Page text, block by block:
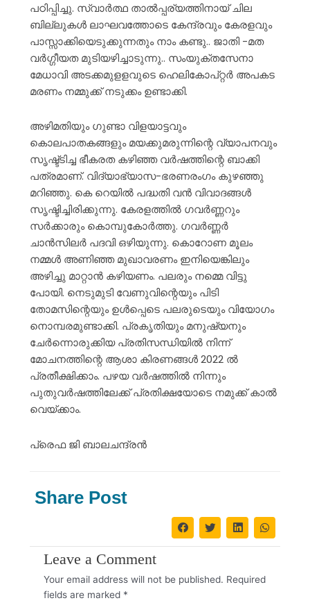
പഠിപ്പിച്ചു. സ്വാർത്ഥ താൽപ്പര്യത്തിനായ് ചില
ബില്ലുകൾ ലാഘവത്തോടെ കേന്ദ്രവും കേരളവും
പാസ്സാക്കിയെടുക്കുന്നതും നാം കണ്ടു.. ജാതി -മത
വർഗ്ഗീയത മുടിയഴിച്ചാടുന്നു.. സംയുക്തസേനാ
മേധാവി അടക്കമുളളവുടെ ഹെലികോപ്റ്റർ അപകട
മരണം നമ്മുക്ക് നടുക്കം ഉണ്ടാക്കി.
അഴിമതിയും ഗുണ്ടാ വിളയാട്ടവും
കൊലപാതകങ്ങളും മയക്കുമരുന്നിന്റെ വ്യാപനവും
സൃഷ്ട്ടിച്ച ഭീകരത കഴിഞ്ഞ വർഷത്തിന്റെ ബാക്കി
പത്രമാണ്. വിദ്യാഭ്യാസ-ഭരണരംഗം കുഴഞ്ഞു
മറിഞ്ഞു. കെ റെയിൽ പദ്ധതി വൻ വിവാദങ്ങൾ
സൃഷ്ടിച്ചിരിക്കുന്നു. കേരളത്തിൽ ഗവർണ്ണറും
സർക്കാരും കൊമ്പുകോർത്തു. ഗവർണ്ണർ
ചാൻസിലർ പദവി ഒഴിയുന്നു. കൊറോണ മൂലം
നമ്മൾ അണിഞ്ഞ മുഖാവരണം ഇനിയെങ്കിലും
അഴിച്ചു മാറ്റാൻ കഴിയണം. പലരും നമ്മെ വിട്ടു
പോയി. നെടുമുടി വേണുവിന്റെയും പിടി
തോമസിന്റെയും ഉൾപ്പെടെ പലരുടെയും വിയോഗം
നൊമ്പരമുണ്ടാക്കി. പ്രകൃതിയും മനുഷ്യനും
ചേർന്നൊരുക്കിയ പ്രതിസന്ധിയിൽ നിന്ന്
മോചനത്തിന്റെ ആശാ കിരണങ്ങൾ 2022 ൽ
പ്രതീക്ഷിക്കാം. പഴയ വർഷത്തിൽ നിന്നും
പുതുവർഷത്തിലേക്ക് പ്രതിക്ഷയോടെ നമുക്ക് കാൽ
വെയ്ക്കാം.
പ്രെഫ ജി ബാലചന്ദ്രൻ
Share Post
Leave a Comment
Your email address will not be published. Required
fields are marked *